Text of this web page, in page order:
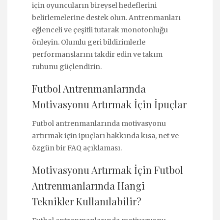
için oyuncuların bireysel hedeflerini
belirlemelerine destek olun. Antrenmanları
eğlenceli ve çeşitli tutarak monotonluğu
önleyin. Olumlu geri bildirimlerle
performanslarını takdir edin ve takım
ruhunu güçlendirin.
Futbol Antrenmanlarında
Motivasyonu Artırmak İçin İpuçlar
Futbol antrenmanlarında motivasyonu
artırmak için ipuçları hakkında kısa, net ve
özgün bir FAQ açıklaması.
Motivasyonu Artırmak İçin Futbol
Antrenmanlarında Hangi
Teknikler Kullanılabilir?